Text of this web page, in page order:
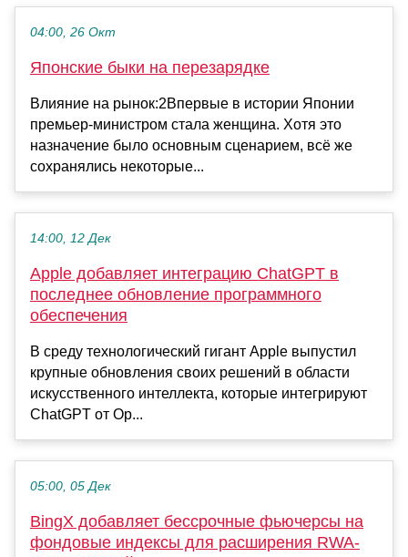
04:00, 26 Окт
Японские быки на перезарядке
Влияние на рынок:2Впервые в истории Японии
премьер-министром стала женщина. Хотя это
назначение было основным сценарием, всё же
сохранялись некоторые...
14:00, 12 Дек
Apple добавляет интеграцию ChatGPT в
последнее обновление программного
обеспечения
В среду технологический гигант Apple выпустил
крупные обновления своих решений в области
искусственного интеллекта, которые интегрируют
ChatGPT от Op...
05:00, 05 Дек
BingX добавляет бессрочные фьючерсы на
фондовые индексы для расширения RWA-